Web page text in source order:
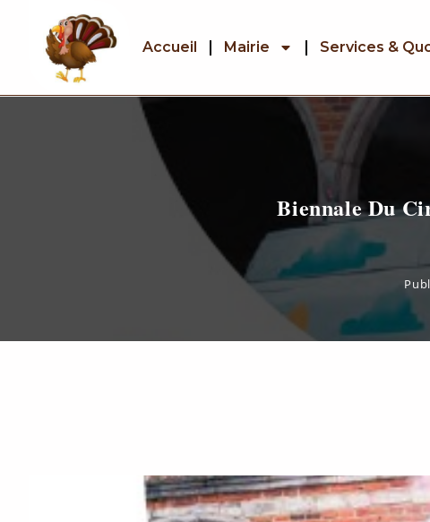
Accueil Mairie Services &
Biennale Du